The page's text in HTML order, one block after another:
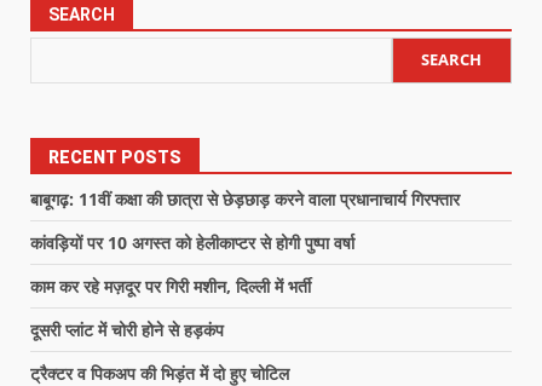
SEARCH
SEARCH
RECENT POSTS
बाबूगढ़: 11वीं कक्षा की छात्रा से छेड़छाड़ करने वाला प्रधानाचार्य गिरफ्तार
कांवड़ियों पर 10 अगस्त को हेलीकाप्टर से होगी पुष्पा वर्षा
काम कर रहे मज़दूर पर गिरी मशीन, दिल्ली में भर्ती
दूसरी प्लांट में चोरी होने से हड़कंप
ट्रैक्टर व पिकअप की भिड़ंत में दो हुए चोटिल